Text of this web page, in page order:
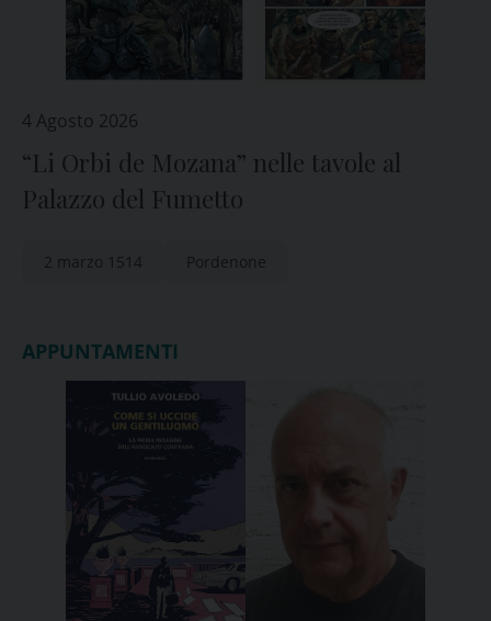
4 Agosto 2026
“Li Orbi de Mozana” nelle tavole al
Palazzo del Fumetto
2 marzo 1514 Pordenone
APPUNTAMENTI